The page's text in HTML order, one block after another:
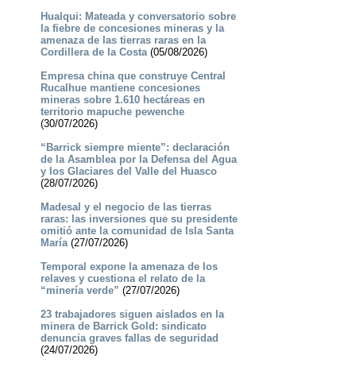
Hualqui: Mateada y conversatorio sobre
la fiebre de concesiones mineras y la
amenaza de las tierras raras en la
Cordillera de la Costa(05/08/2026)
Empresa china que construye Central
Rucalhue mantiene concesiones
mineras sobre 1.610 hectáreas en
territorio mapuche pewenche
(30/07/2026)
“Barrick siempre miente”: declaración
de la Asamblea por la Defensa del Agua
y los Glaciares del Valle del Huasco
(28/07/2026)
Madesal y el negocio de las tierras
raras: las inversiones que su presidente
omitió ante la comunidad de Isla Santa
María(27/07/2026)
Temporal expone la amenaza de los
relaves y cuestiona el relato de la
“minería verde” (27/07/2026)
23 trabajadores siguen aislados en la
minera de Barrick Gold: sindicato
denuncia graves fallas de seguridad
(24/07/2026)